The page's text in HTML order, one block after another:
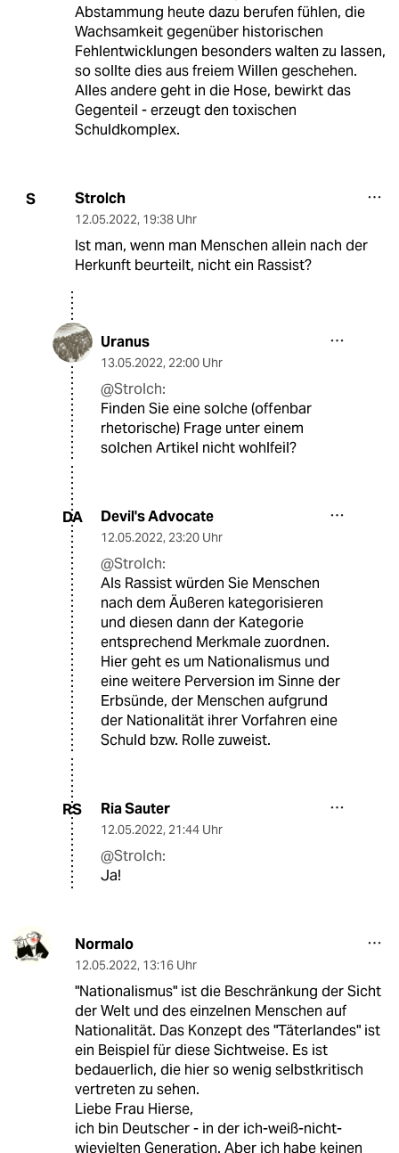
Abstammung heute dazu berufen fühlen, die
Wachsamkeit gegenüber historischen
Fehlentwicklungen besonders walten zu lassen,
so sollte dies aus freiem Willen geschehen.
Alles andere geht in die Hose, bewirkt das
Gegenteil - erzeugt den toxischen
Schuldkomplex.
S Strolch
12.05.2022, 19:38 Uhr
Ist man, wenn man Menschen allein nach der
Herkunft beurteilt, nicht ein Rassist?
Uranus
13.05.2022, 22:00 Uhr
@Strolch:
Finden Sie eine solche (offenbar
rhetorische) Frage unter einem
solchen Artikel nicht wohlfeil?
DA Devil's Advocate
12.05.2022, 23:20 Uhr
@Strolch:
Als Rassist würden Sie Menschen
nach dem Äußeren kategorisieren
und diesen dann der Kategorie
entsprechend Merkmale zuordnen.
Hier geht es um Nationalismus und
eine weitere Perversion im Sinne der
Erbsünde, der Menschen aufgrund
der Nationalität ihrer Vorfahren eine
Schuld bzw. Rolle zuweist.
RS Ria Sauter
12.05.2022, 21:44 Uhr
@Strolch:
Ja!
Normalo
12.05.2022, 13:16 Uhr
"Nationalismus" ist die Beschränkung der Sicht
der Welt und des einzelnen Menschen auf
Nationalität. Das Konzept des "Täterlandes" ist
ein Beispiel für diese Sichtweise. Es ist
bedauerlich, die hier so wenig selbstkritisch
vertreten zu sehen.
Liebe Frau Hierse,
ich bin Deutscher - in der ich-weiß-nicht-
wievielten Generation. Aber ich habe keinen